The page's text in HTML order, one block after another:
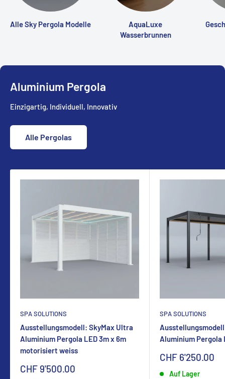
Alle Sky Pergola Modelle
AquaLuxe
Wasserbrunnen
Aluminium Pergola
Einzigartig, Individuell, Innovativ
Alle Pergolas
SPA SOLUTIONS
Ausstellungsmodell: SkyMax Ultra
Aluminium Pergola LED 3m x 6m
motorisiert weiss
Sonderpreis
CHF 9'500.00
SPA SOLUTIONS
Aluminium Pergola
Sonderpreis
CHF 6'250.00
Auf Lager